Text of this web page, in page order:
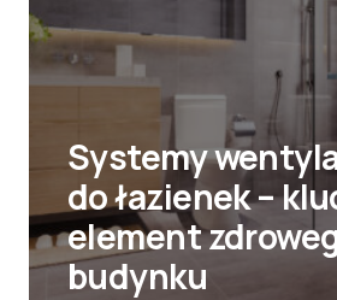
Systemy
do łazienek –
element
budynku